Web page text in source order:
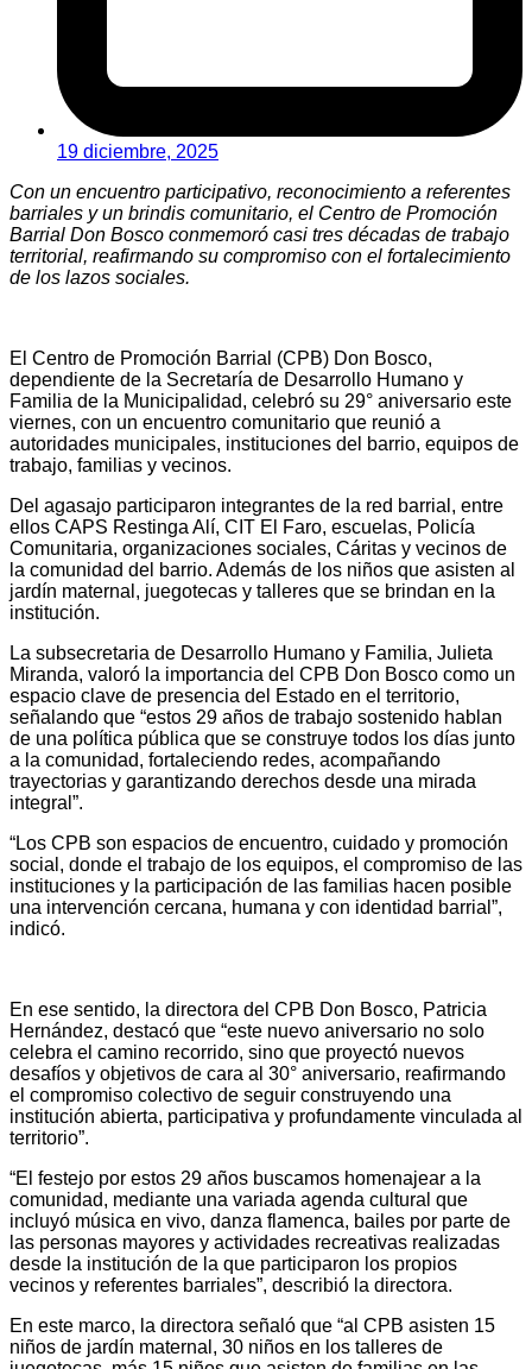
19 diciembre, 2025
Con un encuentro participativo, reconocimiento a referentes
barriales y un brindis comunitario, el Centro de Promoción
Barrial Don Bosco conmemoró casi tres décadas de trabajo
territorial, reafirmando su compromiso con el fortalecimiento
de los lazos sociales.
El Centro de Promoción Barrial (CPB) Don Bosco,
dependiente de la Secretaría de Desarrollo Humano y
Familia de la Municipalidad, celebró su 29° aniversario este
viernes, con un encuentro comunitario que reunió a
autoridades municipales, instituciones del barrio, equipos de
trabajo, familias y vecinos.
Del agasajo participaron integrantes de la red barrial, entre
ellos CAPS Restinga Alí, CIT El Faro, escuelas, Policía
Comunitaria, organizaciones sociales, Cáritas y vecinos de
la comunidad del barrio. Además de los niños que asisten al
jardín maternal, juegotecas y talleres que se brindan en la
institución.
La subsecretaria de Desarrollo Humano y Familia, Julieta
Miranda, valoró la importancia del CPB Don Bosco como un
espacio clave de presencia del Estado en el territorio,
señalando que “estos 29 años de trabajo sostenido hablan
de una política pública que se construye todos los días junto
a la comunidad, fortaleciendo redes, acompañando
trayectorias y garantizando derechos desde una mirada
integral”.
“Los CPB son espacios de encuentro, cuidado y promoción
social, donde el trabajo de los equipos, el compromiso de las
instituciones y la participación de las familias hacen posible
una intervención cercana, humana y con identidad barrial”,
indicó.
En ese sentido, la directora del CPB Don Bosco, Patricia
Hernández, destacó que “este nuevo aniversario no solo
celebra el camino recorrido, sino que proyectó nuevos
desafíos y objetivos de cara al 30° aniversario, reafirmando
el compromiso colectivo de seguir construyendo una
institución abierta, participativa y profundamente vinculada al
territorio”.
“El festejo por estos 29 años buscamos homenajear a la
comunidad, mediante una variada agenda cultural que
incluyó música en vivo, danza flamenca, bailes por parte de
las personas mayores y actividades recreativas realizadas
desde la institución de la que participaron los propios
vecinos y referentes barriales”, describió la directora.
En este marco, la directora señaló que “al CPB asisten 15
niños de jardín maternal, 30 niños en los talleres de